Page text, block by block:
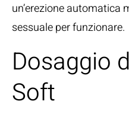
un’erezione automatica
sessuale per funzionare.
Dosaggio
Soft